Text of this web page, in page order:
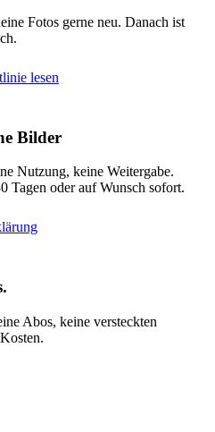
Fotos gerne neu. Danach ist
lesen
Bilder
Nutzung, keine Weitergabe.
Tagen oder auf Wunsch sofort.
Abos, keine versteckten